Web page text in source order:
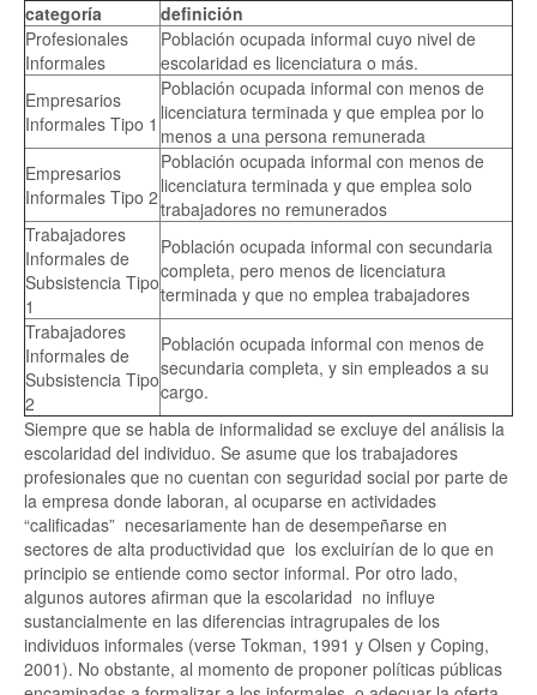
categoría
definición
Profesionales
Informales
Población ocupada informal cuyo nivel de
escolaridad es licenciatura o más.
Empresarios
Informales Tipo 1
Población ocupada informal con menos de
licenciatura terminada y que emplea por lo
menos a una persona remunerada
Empresarios
Informales Tipo 2
Población ocupada informal con menos de
licenciatura terminada y que emplea solo
trabajadores no remunerados
Trabajadores
Informales de
Subsistencia Tipo
1
Población ocupada informal con secundaria
completa, pero menos de licenciatura
terminada y que no emplea trabajadores
Trabajadores
Informales de
Subsistencia Tipo
2
Población ocupada informal con menos de
secundaria completa, y sin empleados a su
cargo.
Siempre que se habla de informalidad se excluye del análisis la
escolaridad del individuo. Se asume que los trabajadores
profesionales que no cuentan con seguridad social por parte de
la empresa donde laboran, al ocuparse en actividades
“calificadas” necesariamente han de desempeñarse en
sectores de alta productividad que los excluirían de lo que en
principio se entiende como sector informal. Por otro lado,
algunos autores afirman que la escolaridad no influye
sustancialmente en las diferencias intragrupales de los
individuos informales (verse Tokman, 1991 y Olsen y Coping,
2001). No obstante, al momento de proponer políticas públicas